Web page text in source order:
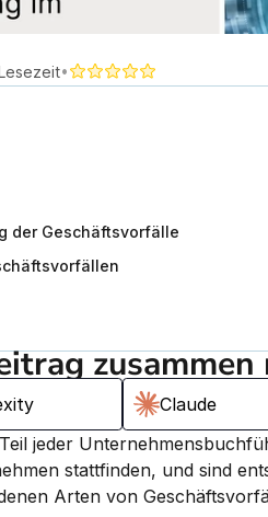
•
der Geschäftsvorfälle
zusammen
Claude
jeder
stattfinden, und sind
Arten von